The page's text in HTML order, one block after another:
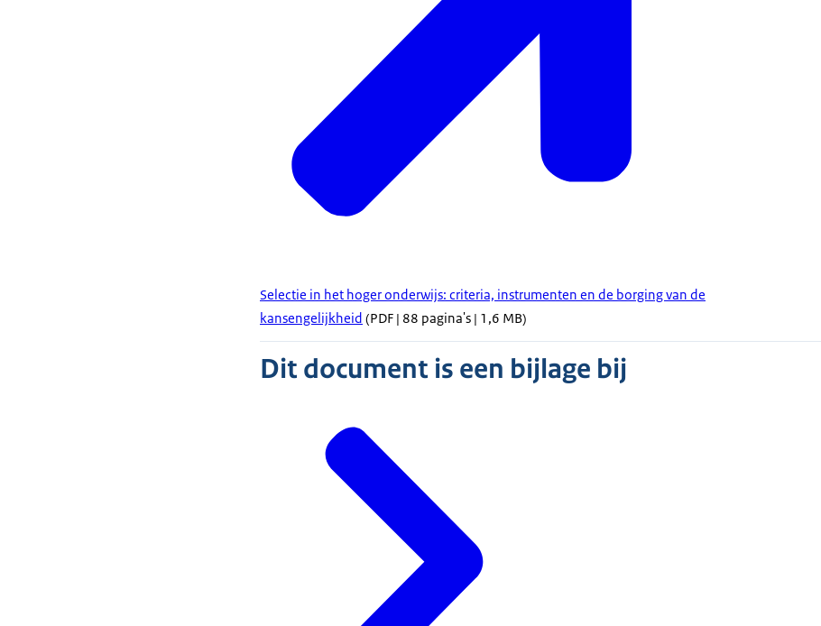
Selectie in het hoger onderwijs: criteria, instrumenten en de borging van de
kansengelijkheid (PDF | 88 pagina's | 1,6 MB)
Dit document is een bijlage bij